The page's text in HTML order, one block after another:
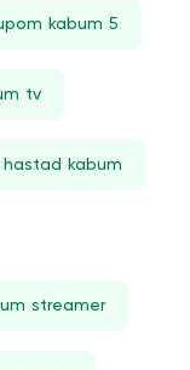
kabum 5
tv
kabum
streamer